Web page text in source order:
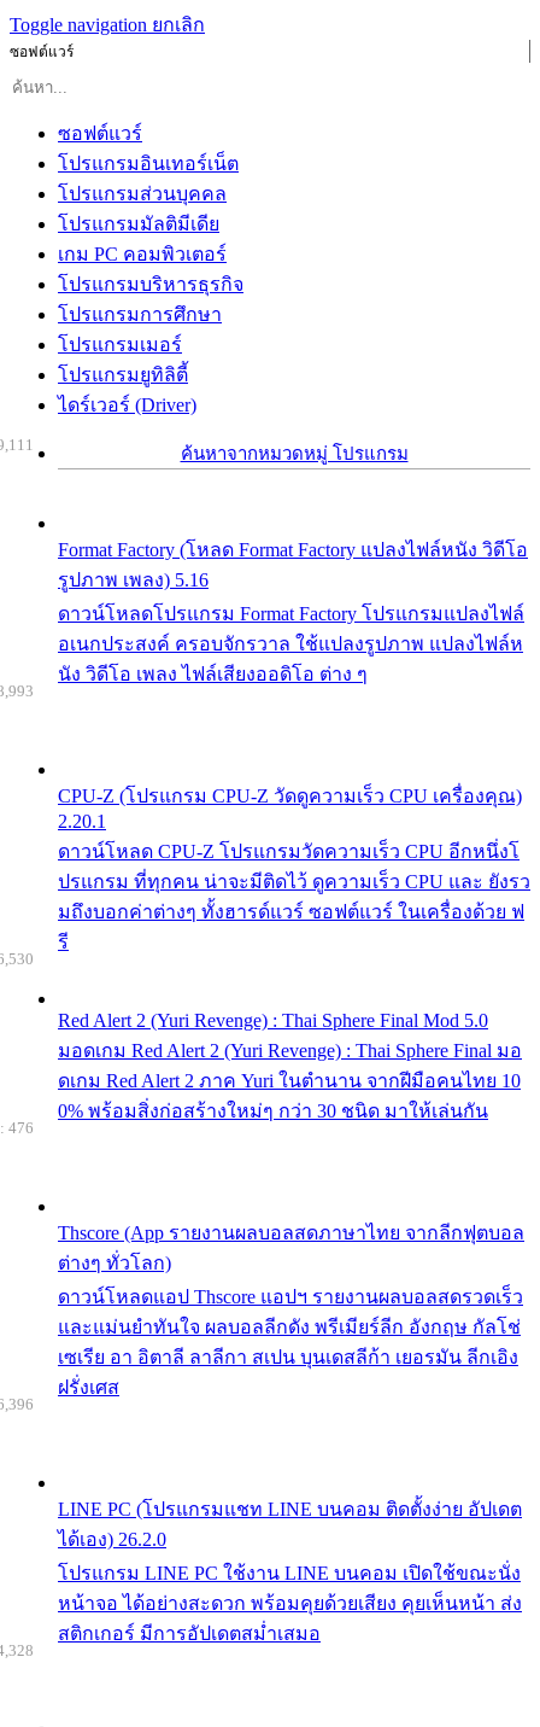
Toggle navigation ยกเลิก
ซอฟต์แวร์
ซอฟต์แวร์
โปรแกรมอินเทอร์เน็ต
โปรแกรมส่วนบุคคล
โปรแกรมมัลติมีเดีย
เกม PC คอมพิวเตอร์
โปรแกรมบริหารธุรกิจ
โปรแกรมการศึกษา
โปรแกรมเมอร์
โปรแกรมยูทิลิตี้
ไดร์เวอร์ (Driver)
ค้นหาจากหมวดหมู่ โปรแกรม
Format Factory (โหลด Format Factory แปลงไฟล์หนัง วิดีโอ
รูปภาพ เพลง) 5.16
ดาวน์โหลดโปรแกรม Format Factory โปรแกรมแปลงไฟล์
อเนกประสงค์ ครอบจักรวาล ใช้แปลงรูปภาพ แปลงไฟล์ห
นัง วิดีโอ เพลง ไฟล์เสียงออดิโอ ต่าง ๆ
CPU-Z (โปรแกรม CPU-Z วัดดูความเร็ว CPU เครื่องคุณ)
2.20.1
ดาวน์โหลด CPU-Z โปรแกรมวัดความเร็ว CPU อีกหนึ่งโ
ปรแกรม ที่ทุกคน น่าจะมีติดไว้ ดูความเร็ว CPU และ ยังรว
มถึงบอกค่าต่างๆ ทั้งฮารด์แวร์ ซอฟต์แวร์ ในเครื่องด้วย ฟ
รี
Red Alert 2 (Yuri Revenge) : Thai Sphere Final Mod 5.0
มอดเกม Red Alert 2 (Yuri Revenge) : Thai Sphere Final มอ
ดเกม Red Alert 2 ภาค Yuri ในตำนาน จากฝีมือคนไทย 10
0% พร้อมสิ่งก่อสร้างใหม่ๆ กว่า 30 ชนิด มาให้เล่นกัน
Thscore (App รายงานผลบอลสดภาษาไทย จากลีกฟุตบอล
ต่างๆ ทั่วโลก)
ดาวน์โหลดแอป Thscore แอปฯ รายงานผลบอลสดรวดเร็ว
และแม่นยำทันใจ ผลบอลลีกดัง พรีเมียร์ลีก อังกฤษ กัลโช่
เซเรีย อา อิตาลี ลาลีกา สเปน บุนเดสลีก้า เยอรมัน ลีกเอิง
ฝรั่งเศส
476
LINE PC (โปรแกรมแชท LINE บนคอม ติดตั้งง่าย อัปเดต
ได้เอง) 26.2.0
โปรแกรม LINE PC ใช้งาน LINE บนคอม เปิดใช้ขณะนั่ง
หน้าจอ ได้อย่างสะดวก พร้อมคุยด้วยเสียง คุยเห็นหน้า ส่ง
สติกเกอร์ มีการอัปเดตสม่ำเสมอ